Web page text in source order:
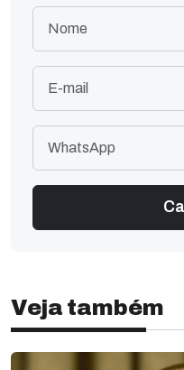
Veja também